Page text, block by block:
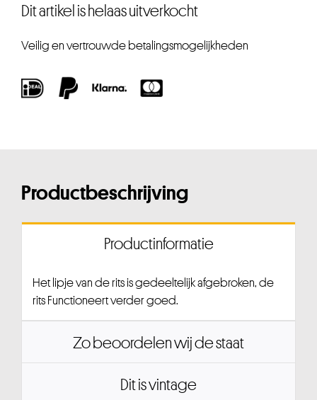
Dit artikel is helaas uitverkocht
Veilig en vertrouwde betalingsmogelijkheden
Productbeschrijving
Productinformatie
Het lipje van de rits is gedeeltelijk afgebroken, de
rits Functioneert verder goed.
Zo beoordelen wij de staat
Dit is vintage